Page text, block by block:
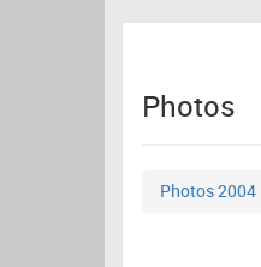
Photos
Photos 2004